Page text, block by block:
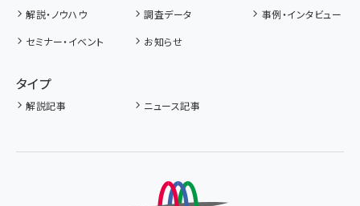
解説・ノウハウ
調査データ
事例・インタビュー
セミナー・イベント
お知らせ
タイプ
解説記事 ニュース記事